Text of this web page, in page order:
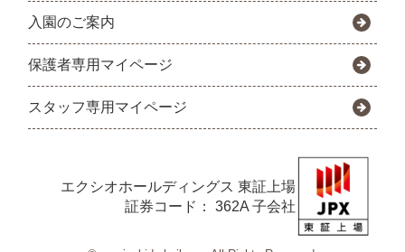
入園のご案内
保護者専用マイページ
スタッフ専用マイページ
エクシオホールディングス 東証上場
証券コード： 362A 子会社